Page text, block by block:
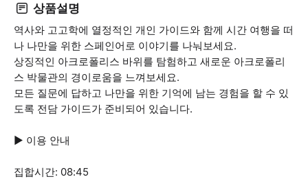
상품설명
역사와 고고학에 열정적인 개인 가이드와 함께 시간 여행을 떠
나 나만을 위한 스페인어로 이야기를 나눠보세요.
상징적인 아크로폴리스 바위를 탐험하고 새로운 아크로폴리
스 박물관의 경이로움을 느껴보세요.
모든 질문에 답하고 나만을 위한 기억에 남는 경험을 할 수 있
도록 전담 가이드가 준비되어 있습니다.
▶ 이용 안내
집합시간: 08:45